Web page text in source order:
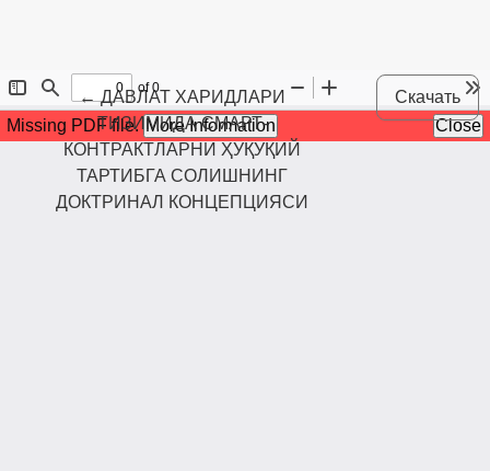
←Maqola tafsilotlariga qaytish
ДАВЛАТ ХАРИДЛАРИ
ТИЗИМИДА СМАРТ-
КОНТРАКТЛАРНИ ҲУҚУҚИЙ
ТАРТИБГА СОЛИШНИНГ
ДОКТРИНАЛ КОНЦЕПЦИЯСИ
Скачать